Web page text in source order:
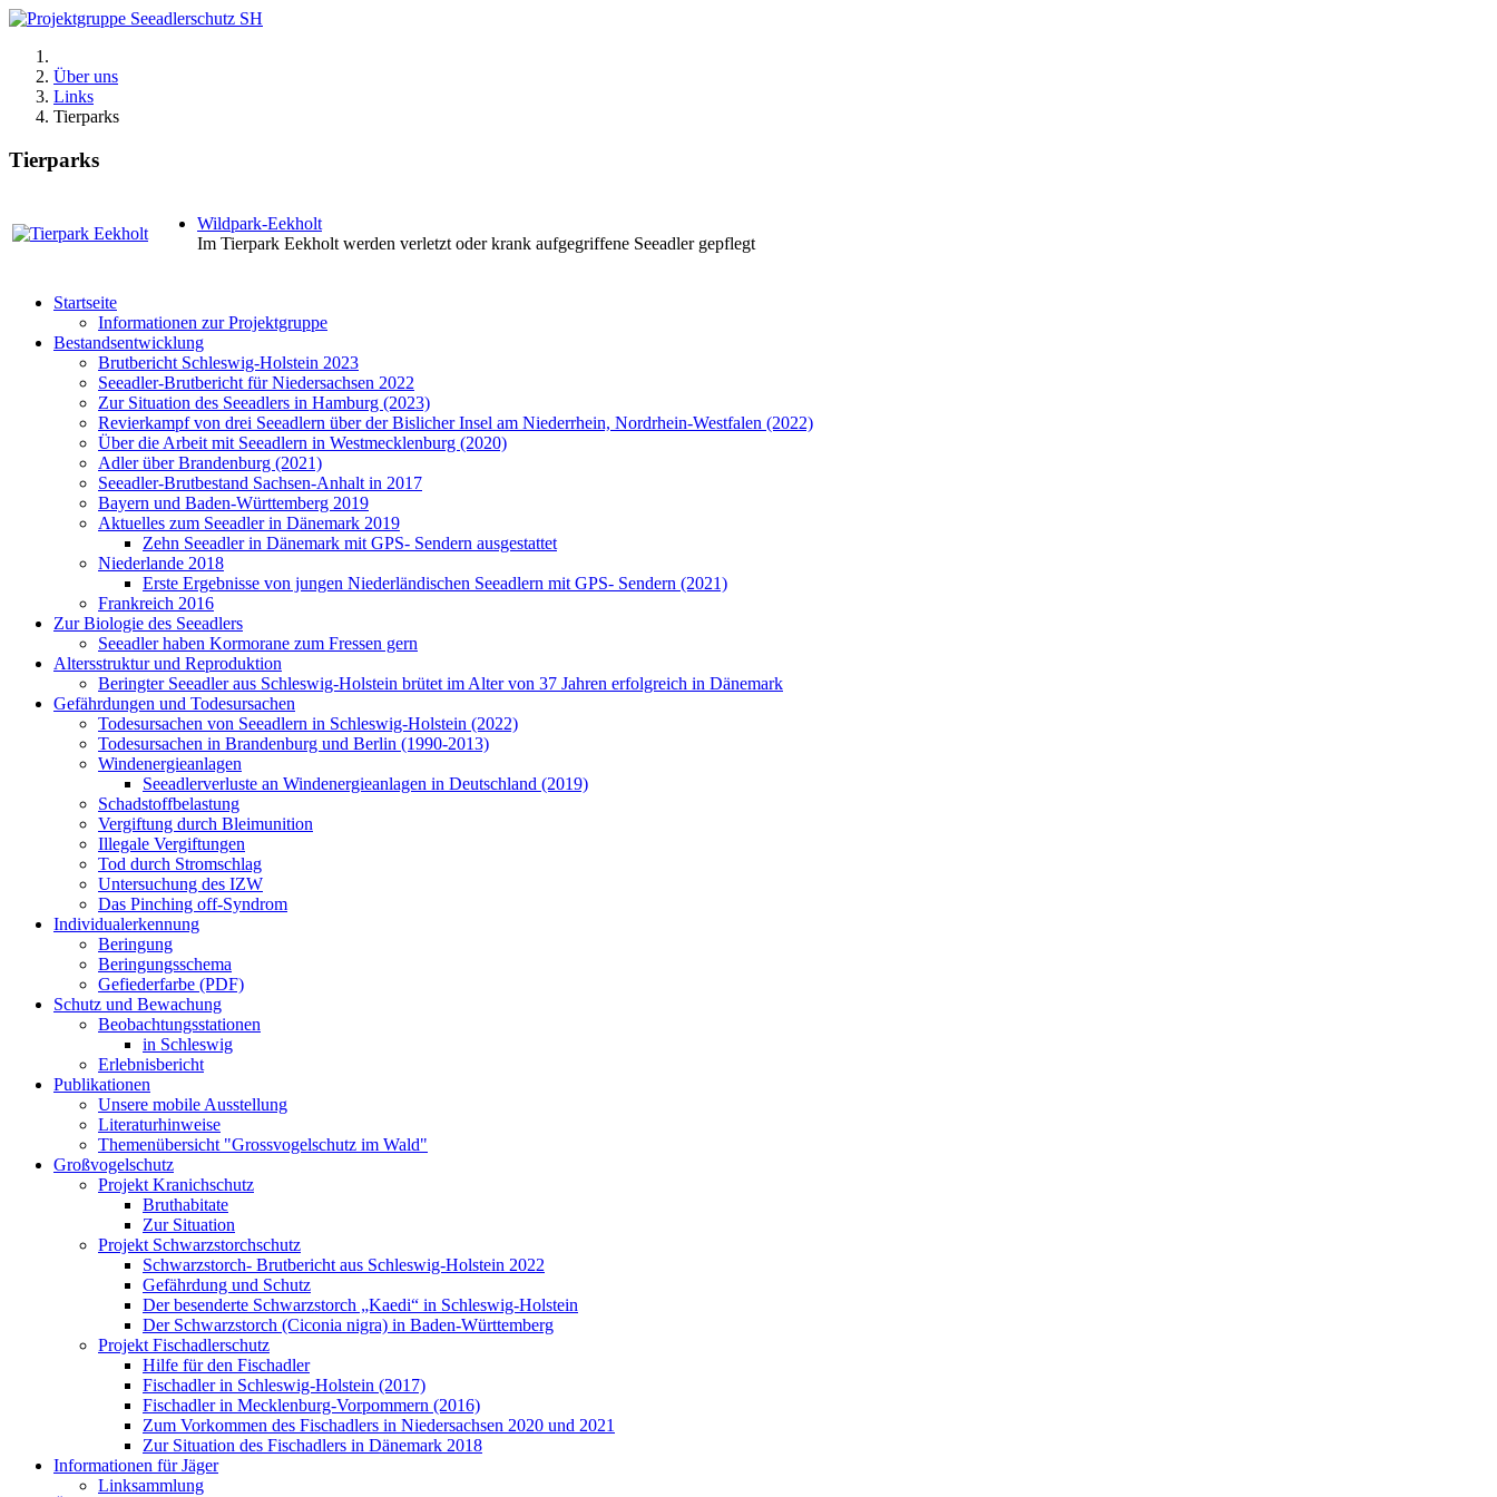
Über uns
Links
Tierparks
Tierparks
Wildpark-Eekholt
Im Tierpark Eekholt werden verletzt oder krank aufgegriffene Seeadler gepflegt
Startseite
Informationen zur Projektgruppe
Bestandsentwicklung
Brutbericht Schleswig-Holstein 2023
Seeadler-Brutbericht für Niedersachsen 2022
Zur Situation des Seeadlers in Hamburg (2023)
Revierkampf von drei Seeadlern über der Bislicher Insel am Niederrhein, Nordrhein-Westfalen (2022)
Über die Arbeit mit Seeadlern in Westmecklenburg (2020)
Adler über Brandenburg (2021)
Seeadler-Brutbestand Sachsen-Anhalt in 2017
Bayern und Baden-Württemberg 2019
Aktuelles zum Seeadler in Dänemark 2019
Zehn Seeadler in Dänemark mit GPS- Sendern ausgestattet
Niederlande 2018
Erste Ergebnisse von jungen Niederländischen Seeadlern mit GPS- Sendern (2021)
Frankreich 2016
Zur Biologie des Seeadlers
Seeadler haben Kormorane zum Fressen gern
Altersstruktur und Reproduktion
Beringter Seeadler aus Schleswig-Holstein brütet im Alter von 37 Jahren erfolgreich in Dänemark
Gefährdungen und Todesursachen
Todesursachen von Seeadlern in Schleswig-Holstein (2022)
Todesursachen in Brandenburg und Berlin (1990-2013)
Windenergieanlagen
Seeadlerverluste an Windenergieanlagen in Deutschland (2019)
Schadstoffbelastung
Vergiftung durch Bleimunition
Illegale Vergiftungen
Tod durch Stromschlag
Untersuchung des IZW
Das Pinching off-Syndrom
Individualerkennung
Beringung
Beringungsschema
Gefiederfarbe (PDF)
Schutz und Bewachung
Beobachtungsstationen
in Schleswig
Erlebnisbericht
Publikationen
Unsere mobile Ausstellung
Literaturhinweise
Themenübersicht "Grossvogelschutz im Wald"
Großvogelschutz
Projekt Kranichschutz
Bruthabitate
Zur Situation
Projekt Schwarzstorchschutz
Schwarzstorch- Brutbericht aus Schleswig-Holstein 2022
Gefährdung und Schutz
Der besenderte Schwarzstorch „Kaedi“ in Schleswig-Holstein
Der Schwarzstorch (Ciconia nigra) in Baden-Württemberg
Projekt Fischadlerschutz
Hilfe für den Fischadler
Fischadler in Schleswig-Holstein (2017)
Fischadler in Mecklenburg-Vorpommern (2016)
Zum Vorkommen des Fischadlers in Niedersachsen 2020 und 2021
Zur Situation des Fischadlers in Dänemark 2018
Informationen für Jäger
Linksammlung